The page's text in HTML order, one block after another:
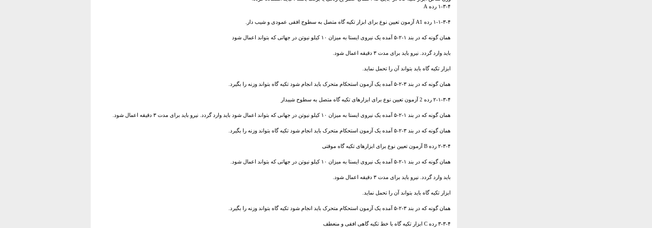
۱-۳-۴ رده A
۱-۱-۳-۴ رده A1 آزمون تعیین نوع برای ابزار تکیه گاه متصل به سطوح افقی عمودی و شیب دار.
همان گونه که در بند ۱-۲-۵ آمده یک نیروی ایستا به میزان ۱۰ کیلو نیوتن در جهاتی که بتواند اعمال شود
باید وارد گردد. نیرو باید برای مدت ۳ دقیقه اعمال شود.
ابزار تکیه گاه باید بتواند آن را تحمل نماید.
همان گونه که در بند ۳-۲-۵ آمده یک آزمون استحکام متحرک باید انجام شود تکیه گاه بتواند وزنه را بگیرد.
۲-۱-۳-۴ رده 2 آزمون تعیین نوع برای ابزارهای تکیه گاه متصل به سطوح شیبدار
همان گونه که در بند ۱-۲-۵ آمده یک نیروی ایستا به میزان ۱۰ کیلو نیوتن در جهانی که بتواند اعمال شود باید وارد گردد. نیرو باید برای مدت ۳ دقیقه اعمال شود.
همان گونه که در بند ۳-۲-۵ آمده یک آزمون استحکام متحرک باید انجام شود تکیه گاه بتواند وزنه را بگیرد.
۲-۳-۴ رده B آزمون تعیین نوع برای ابزارهای تکیه گاه موقتی
همان گونه که در بند ۱-۲-۵ آمده یک نیروی ایستا به میزان ۱۰ کیلو نیوتن در جهاتی که بتواند اعمال شود.
باید وارد گردد. نیرو باید برای مدت ۳ دقیقه اعمال شود.
ابزار تکیه گاه باید بتواند آن را تحمل نماید.
همان گونه که در بند ۳-۲-۵ آمده یک آزمون استحکام متحرک باید انجام شود تکیه گاه بتواند وزنه را بگیرد.
۳-۳-۴ رده C ابزار تکیه گاه با خط تکیه گاهی افقی و منعطف